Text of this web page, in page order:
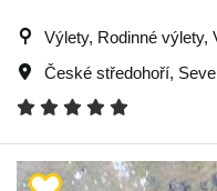
Výlety, Rodinné výlety,
České středohoří,